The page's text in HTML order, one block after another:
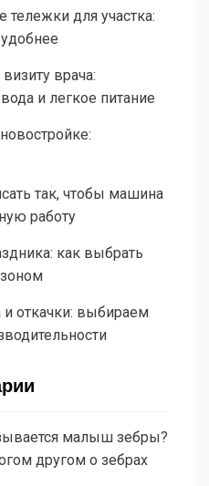
для участка:
врача:
и легкое питание
так, чтобы машина
работу
как выбрать
откачки: выбираем
малыш зебры?
другом о зебрах